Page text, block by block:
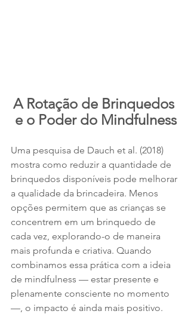
A Rotação de Brinquedos
e o Poder do Mindfulness
Uma pesquisa de Dauch et al. (2018)
mostra como reduzir a quantidade de
brinquedos disponíveis pode melhorar
a qualidade da brincadeira. Menos
opções permitem que as crianças se
concentrem em um brinquedo de
cada vez, explorando-o de maneira
mais profunda e criativa. Quando
combinamos essa prática com a ideia
de mindfulness — estar presente e
plenamente consciente no momento
—, o impacto é ainda mais positivo.